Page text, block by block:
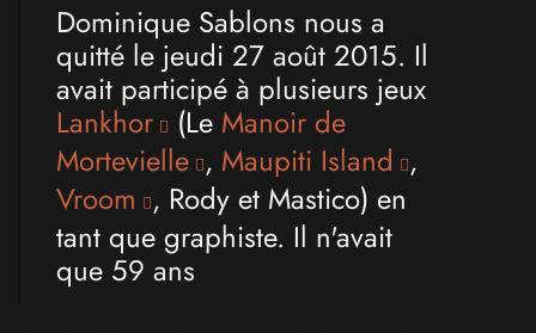
Dominique Sablons nous a
quitté le jeudi 27 août 2015. Il
avait participé à plusieurs jeux
Lankhor
(Le Manoir de
Mortevielle , Maupiti Island ,
Vroom , Rody et Mastico) en
tant que graphiste. Il n'avait
que 59 ans